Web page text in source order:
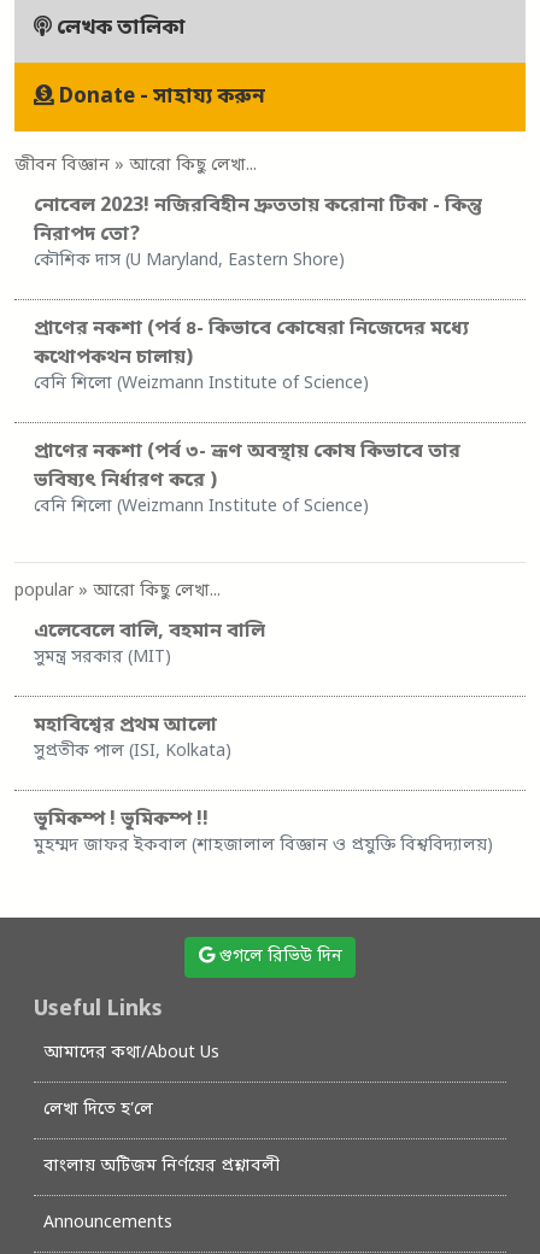
লেখক তালিকা
Donate - সাহায্য করুন
জীবন বিজ্ঞান » আরো কিছু লেখা...
নোবেল 2023! নজিরবিহীন দ্রুততায় করোনা টিকা - কিন্তু
নিরাপদ তো?
কৌশিক দাস (U Maryland, Eastern Shore)
প্রাণের নকশা (পর্ব ৪- কিভাবে কোষেরা নিজেদের মধ্যে
কথোপকথন চালায়)
বেনি শিলো (Weizmann Institute of Science)
প্রাণের নকশা (পর্ব ৩- ভ্রূণ অবস্থায় কোষ কিভাবে তার
ভবিষ্যৎ নির্ধারণ করে )
বেনি শিলো (Weizmann Institute of Science)
popular » আরো কিছু লেখা...
এলেবেলে বালি, বহমান বালি
সুমন্ত্র সরকার (MIT)
মহাবিশ্বের প্রথম আলো
সুপ্রতীক পাল (ISI, Kolkata)
ভূমিকম্প ! ভূমিকম্প !!
মুহম্মদ জাফর ইকবাল (শাহজালাল বিজ্ঞান ও প্রযুক্তি বিশ্ববিদ্যালয়)
গুগলে রিভিউ দিন
Useful Links
আমাদের কথা/About Us
লেখা দিতে হ’লে
বাংলায় অটিজম নির্ণয়ের প্রশ্নাবলী
Announcements